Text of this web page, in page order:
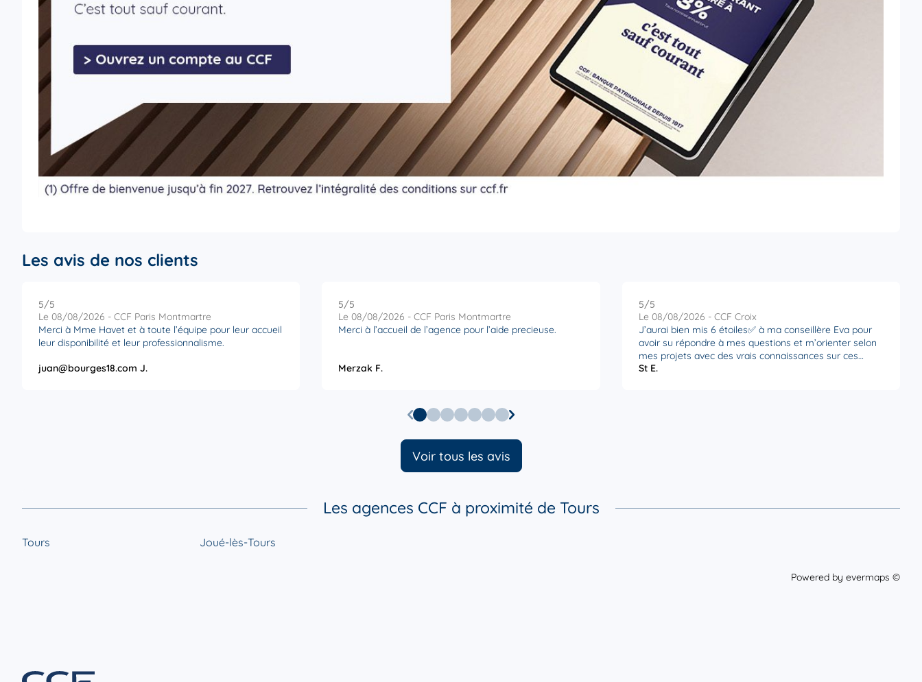
Les avis de nos clients
5/5
Le 08/08/2026 - CCF Paris Montmartre
Merci à Mme Havet et à toute l’équipe pour leur accueil
leur disponibilité et leur professionnalisme.
juan@bourges18.com J.
5/5
Le 08/08/2026 - CCF Paris Montmartre
Merci à l’accueil de l’agence pour l’aide precieuse.
Merzak F.
5/5
Le 08/08/2026 - CCF Croix
J’aurai bien mis 6 étoiles✅ à ma conseillère Eva pour
avoir su répondre à mes questions et m’orienter selon
mes projets avec des vrais connaissances sur ces
sujets.
St E.
Voir tous les avis
Les agences CCF à proximité de Tours
Tours Joué-lès-Tours
Powered by evermaps ©